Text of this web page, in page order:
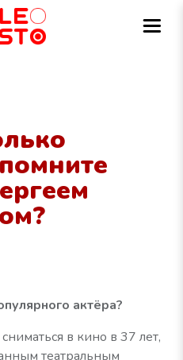
актёра?
в кино в 37 лет,
театральным